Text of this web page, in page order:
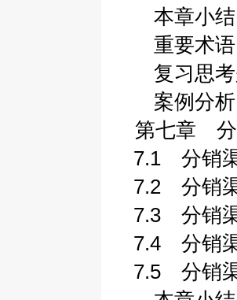
本章小结
重要术语
复习思考
案例分析
第七章 分
7.1 分销渠
7.2 分销渠
7.3 分销渠
7.4 分销渠
7.5 分销渠